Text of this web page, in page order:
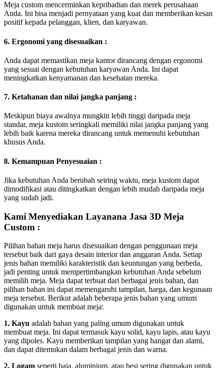
Meja custom mencerminkan kepribadian dan merek perusahaan
Anda. Ini bisa menjadi pernyataan yang kuat dan memberikan kesan
positif kepada pelanggan, klien, dan karyawan.
6. Ergonomi yang disesuaikan :
Anda dapat memastikan meja kantor dirancang dengan ergonomi
yang sesuai dengan kebutuhan karyawan Anda. Ini dapat
meningkatkan kenyamanan dan kesehatan mereka.
7. Ketahanan dan nilai jangka panjang :
Meskipun biaya awalnya mungkin lebih tinggi daripada meja
standar, meja kustom seringkali memiliki nilai jangka panjang yang
lebih baik karena mereka dirancang untuk memenuhi kebutuhan
khusus Anda.
8. Kemampuan Penyesuaian :
Jika kebutuhan Anda berubah seiring waktu, meja kustom dapat
dimodifikasi atau ditingkatkan dengan lebih mudah daripada meja
yang sudah jadi.
Kami Menyediakan Layanana Jasa 3D Meja
Custom :
Pilihan bahan meja harus disesuaikan dengan penggunaan meja
tersebut baik dari gaya desain interior dan anggaran Anda. Setiap
jenis bahan memiliki karakteristik dan keuntungan yang berbeda,
jadi penting untuk mempertimbangkan kebutuhan Anda sebelum
memilih meja. Meja dapat terbuat dari berbagai jenis bahan, dan
pilihan bahan ini dapat memengaruhi tampilan, harga, dan kegunaan
meja tersebut. Berikut adalah beberapa jenis bahan yang umum
digunakan untuk membuat meja:
1. Kayu adalah bahan yang paling umum digunakan untuk
membuat meja. Ini dapat termasuk kayu solid, kayu lapis, atau kayu
yang dipoles. Kayu memberikan tampilan yang hangat dan alami,
dan dapat ditemukan dalam berbagai jenis dan warna.
2. Logam seperti baja, aluminium, atau besi sering digunakan untuk